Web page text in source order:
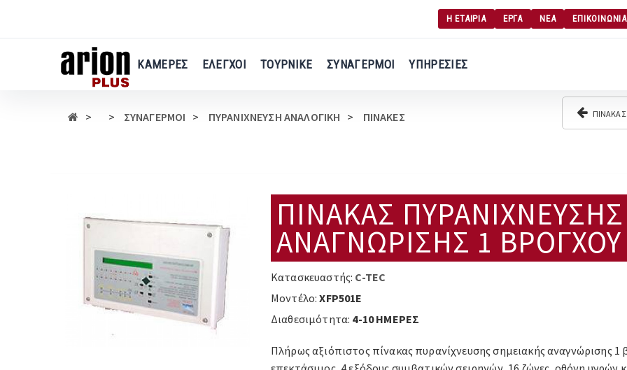
περιεχόμενο
Η ΕΤΑΙΡΙΑ ΕΡΓΑ ΝΕΑ ΕΠΙΚΟΙΝΩΝΙΑ
ΚΑΜΕΡΕΣ ΕΛΕΓΧΟΙ ΤΟΥΡΝΙΚΕ ΣΥΝΑΓΕΡΜΟΙ ΥΠΗΡΕΣΙΕΣ
ΣΥΝΑΓΕΡΜΟΙ ΠΥΡΑΝΙΧΝΕΥΣΗ ΑΝΑΛΟΓΙΚΗ ΠΙΝΑΚΕΣ
ΠΙΝΑΚΑΣ
ΑΝΑΓΝΩΡΙΣΗΣ 1 ΒΡΟΓΧΟΥ
Κατασκευαστής: C-TEC
Μοντέλο: XFP501E
Διαθεσιμότητα: 4-10 ΗΜΕΡΕΣ
Πλήρως αξιόπιστος πίνακας πυρανίχνευσης σημειακής αναγνώρισης